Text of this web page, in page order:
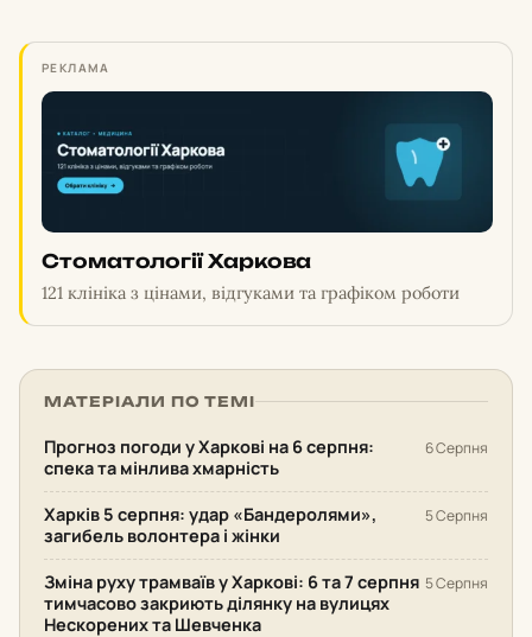
РЕКЛАМА
Стоматології Харкова
121 клініка з цінами, відгуками та графіком роботи
МАТЕРІАЛИ ПО ТЕМІ
Прогноз погоди у Харкові на 6 серпня:
спека та мінлива хмарність
6 Серпня
Харків 5 серпня: удар «Бандеролями»,
загибель волонтера і жінки
5 Серпня
Зміна руху трамваїв у Харкові: 6 та 7 серпня
тимчасово закриють ділянку на вулицях
Нескорених та Шевченка
5 Серпня